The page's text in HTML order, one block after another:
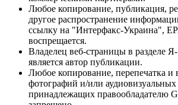
Любое копирование, публикация,
другое распространение
ссылку на "Интерфакс-Украина",
воспрещается.
Владелец веб-страницы в разделе
является автор публикации.
Любое копирование, перепечатка и
фотографий и/или аудиовизуальных
принадлежащих правообладателю